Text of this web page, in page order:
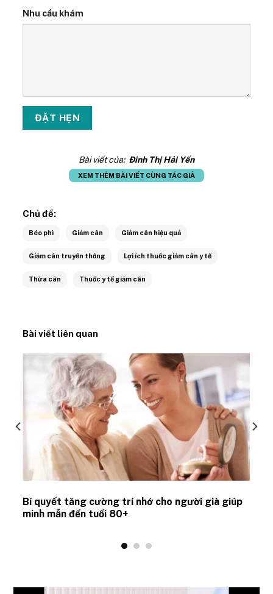
Nhu cầu khám
Bài viết của: Đinh Thị Hải Yến
XEM THÊM BÀI VIẾT CÙNG TÁC GIẢ
Chủ đề:
Béo phì Giảm cân Giảm cân hiệu quả
Giảm cân truyền thống Lợi ích thuốc giảm cân y tế
Thừa cân Thuốc y tế giảm cân
Bài viết liên quan
Bí quyết tăng cường trí nhớ cho người già giúp
minh mẫn đến tuổi 80+